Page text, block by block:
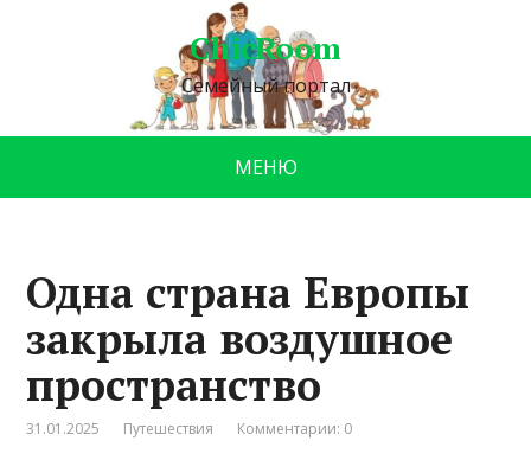
ChicRoom
Семейный портал
МЕНЮ
Одна страна Европы
закрыла воздушное
пространство
31.01.2025 Путешествия Комментарии: 0